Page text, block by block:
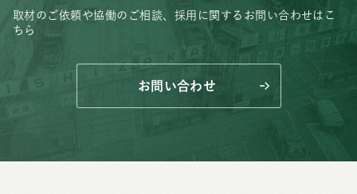
取材のご依頼や協働のご相談、 採用に関するお問い合わせはこ
ちら
お問い合わせ